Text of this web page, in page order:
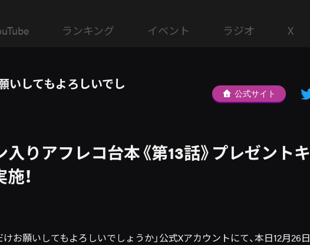
ランキング イベント ラジオ X
いしてもよろしいでし
公式サイト
りアフレコ台本《第13話》プレゼントキ
！
お願いしてもよろしいでしょうか」公式Xアカウントにて、本日12月26日